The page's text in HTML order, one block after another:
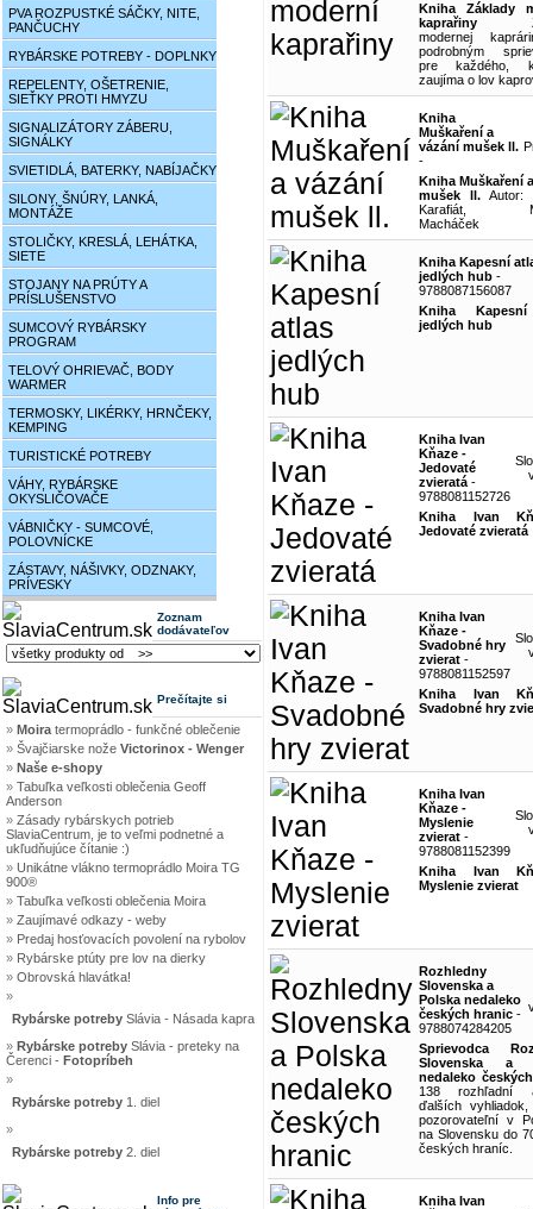
PVA ROZPUSTKÉ SÁČKY, NITE,
PANČUCHY
RYBÁRSKE POTREBY - DOPLNKY
REPELENTY, OŠETRENIE,
SIEŤKY PROTI HMYZU
SIGNALIZÁTORY ZÁBERU,
SIGNÁLKY
SVIETIDLÁ, BATERKY, NABÍJAČKY
SILONY, ŠNÚRY, LANKÁ,
MONTÁŽE
STOLIČKY, KRESLÁ, LEHÁTKA,
SIETE
STOJANY NA PRÚTY A
PRÍSLUŠENSTVO
SUMCOVÝ RYBÁRSKY
PROGRAM
TELOVÝ OHRIEVAČ, BODY
WARMER
TERMOSKY, LIKÉRKY, HRNČEKY,
KEMPING
TURISTICKÉ POTREBY
VÁHY, RYBÁRSKE
OKYSLIČOVAČE
VÁBNIČKY - SUMCOVÉ,
POLOVNÍCKE
ZÁSTAVY, NÁŠIVKY, ODZNAKY,
PRÍVESKY
Zoznam
dodávateľov
Prečítajte si
» Moira termoprádlo - funkčné oblečenie
» Švajčiarske nože Victorinox - Wenger
» Naše e-shopy
» Tabuľka veľkosti oblečenia Geoff
Anderson
» Zásady rybárskych potrieb
SlaviaCentrum, je to veľmi podnetné a
ukľudňujúce čítanie :)
» Unikátne vlákno termoprádlo Moira TG
900®
» Tabuľka veľkosti oblečenia Moira
» Zaujímavé odkazy - weby
» Predaj hosťovacích povolení na rybolov
» Rybárske ptúty pre lov na dierky
» Obrovská hlavátka!
»
Rybárske potreby Slávia - Násada kapra
» Rybárske potreby Slávia - preteky na
Čerenci - Fotopríbeh
»
Rybárske potreby 1. diel
»
Rybárske potreby 2. diel
Info pre
Kniha Základy
kaprařiny
modernej
podrobným
pre každého,
zaujíma o lov
Kniha
Muškaření a
vázání mušek ll.
-
Kniha Muškaření
mušek ll. Autor:
Karafiát,
Macháček
Kniha Kapesní
jedlých hub -
9788087156087
Kniha
jedlých hub
Kniha Ivan
Kňaze -
Jedovaté
zvieratá -
9788081152726
Kniha Ivan
Jedovaté zvieratá
Kniha Ivan
Kňaze -
Svadobné hry
zvierat -
9788081152597
Kniha Ivan
Svadobné hry
Kniha Ivan
Kňaze -
Myslenie
zvierat -
9788081152399
Kniha Ivan
Myslenie zvierat
Rozhledny
Slovenska a
Polska nedaleko
českých hranic -
9788074284205
Sprievodca
Slovenska a
nedaleko
138 rozhľadní
ďalších
pozorovateľní v
na Slovensku do
českých hraníc.
Kniha Ivan